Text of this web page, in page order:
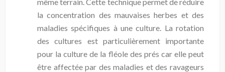
la concentration des mauvaises herbes et des
maladies spécifiques à une culture. La rotation
des cultures est particulièrement importante
pour la culture de la fléole des prés car elle peut
être affectée par des maladies et des ravageurs